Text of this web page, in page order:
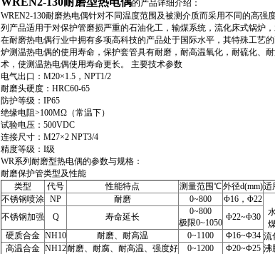
的产品详细介绍：
WREN2-130耐磨热电偶针对不同温度范围及被测介质而采用不同的高
列产品适用于对保护管磨损严重的石油化工，输煤系统，流化床式锅炉
在耐磨热电偶行业中拥有多项高科技的产品处于国际水平，其特殊工艺
炉测温热电偶的使用寿命，保护套管具有耐磨，耐高温氧化，耐硫化、
术，使测温热电偶使用寿命更长。 主要技术参数
电气出口：M20×1.5，NPT1/2
耐磨头硬度：HRC60-65
防护等级：IP65
绝缘电阻>100MΩ（常温下）
试验电压：500VDC
连接尺寸：M27×2 NPT3/4
精度等级：I级
WR系列耐磨型热电偶的参数与规格：
耐磨保护管类型及性能
类型
代号 性能特点 测量范围℃外径d(mm)适
不锈钢喷涂 NP 耐磨 0~800
Φ16，Φ22
流
沸
不锈钢加强 Q 寿命延长
0~800
极限0~1050
Φ22~Φ30
硬质合金 NH10 耐磨、耐高温 0~1100
Φ16~Φ34
高温合金 NH12耐磨、耐腐、耐高温、强度好 0~1200
Φ20~Φ25